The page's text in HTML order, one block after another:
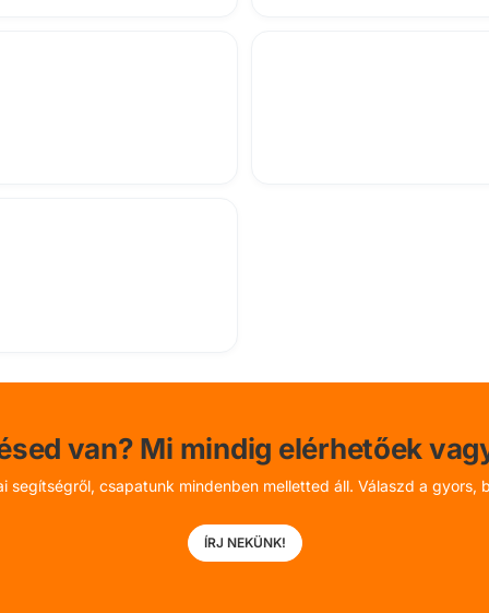
van? Mi mindig elérhetőek
csapatunk mindenben melletted áll. Válaszd a
ÍRJ NEKÜNK!